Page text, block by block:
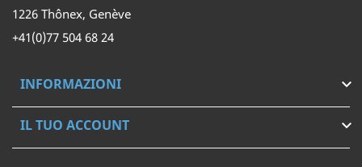
1226 Thônex, Genève
+41(0)77 504 68 24
INFORMAZIONI 
IL TUO ACCOUNT 